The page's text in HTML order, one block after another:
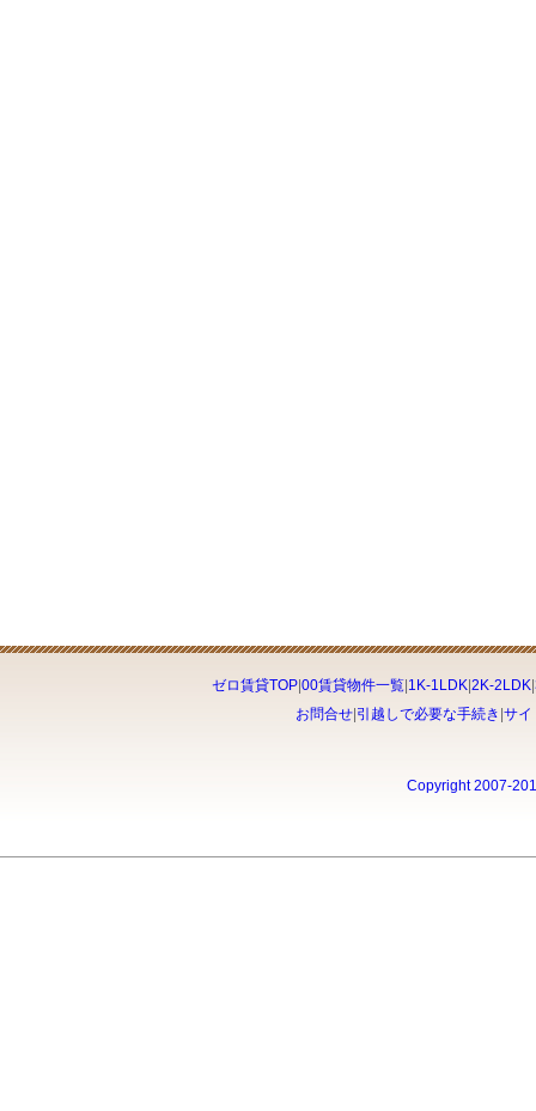
ゼロ賃貸TOP| 00賃貸物件一覧| 1K-1LDK| 2K-2LDK|
お問合せ 引越しで必要な手続き サイ
Copyright 2007-